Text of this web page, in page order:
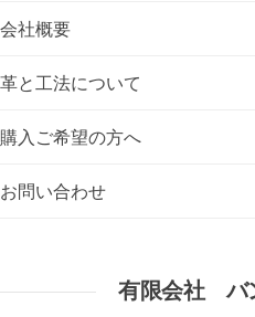
会社概要
革と工法について
購入ご希望の方へ
お問い合わせ
有限会社 バ